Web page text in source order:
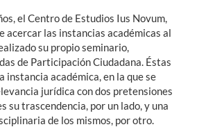
el Centro de Estudios Ius Novum,
acercar las instancias académicas al
su propio seminario,
de Participación Ciudadana. Éstas
instancia académica, en la que se
jurídica con dos pretensiones
su trascendencia, por un lado, y una
de los mismos, por otro.